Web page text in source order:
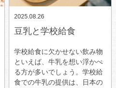
2025.08.26
豆乳と学校給食
学校給食に欠かせない飲み物
といえば、牛乳を想い浮かべ
る方が多いでしょう。学校給
食での牛乳の提供は、日本の